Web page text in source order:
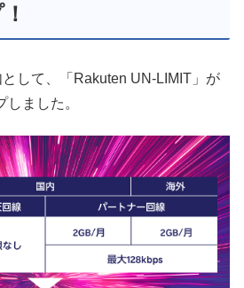
して、「Rakuten UN-LIMIT」が
ました。